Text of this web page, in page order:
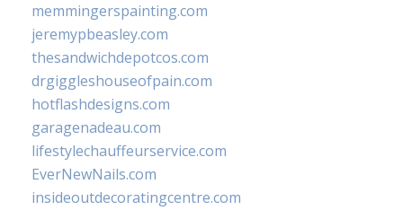
memmingerspainting.com
jeremypbeasley.com
thesandwichdepotcos.com
drgiggleshouseofpain.com
hotflashdesigns.com
garagenadeau.com
lifestylechauffeurservice.com
EverNewNails.com
insideoutdecoratingcentre.com